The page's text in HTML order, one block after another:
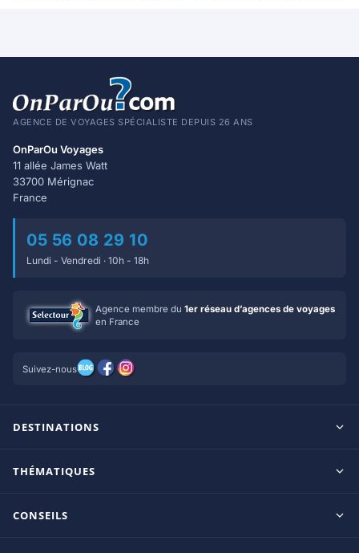
AGENCE DE VOYAGES SPÉCIALISTE DEPUIS 26 ANS
OnParOu Voyages
11 allée James Watt
33700 Mérignac
France
05 56 08 29 10
Lundi - Vendredi · 10h - 18h
Agence membre du 1er réseau d’agences de voyages
en France
Suivez-nous
DESTINATIONS
Ile Maurice
THÉMATIQUES
CONSEILS